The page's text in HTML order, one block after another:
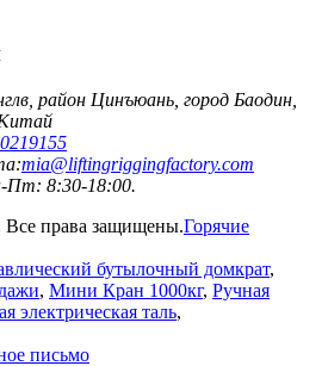
район Цинъюань, город Баодин,
mia@liftingriggingfactory.com
8:30-18:00.
Все права защищены.Горячие
бутылочный домкрат,
, Мини Кран 1000кг, Ручная
электрическая таль,
письмо